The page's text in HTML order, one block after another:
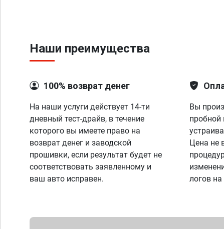
Наши преимущества
100% возврат денег
На наши услуги действует 14-ти
дневный тест-драйв, в течение
которого вы имеете право на
возврат денег и заводской
прошивки, если результат будет не
соответствовать заявленному и
ваш авто исправен.
Вы
пробной
Цена не
логов на